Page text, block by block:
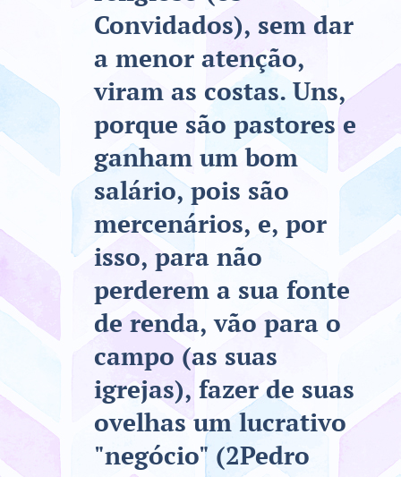
Convidados), sem dar
a menor atenção,
viram as costas. Uns,
porque são pastores e
ganham um bom
salário, pois são
mercenários, e, por
isso, para não
perderem a sua fonte
de renda, vão para o
campo (as suas
igrejas), fazer de suas
ovelhas um lucrativo
"negócio" (2Pedro